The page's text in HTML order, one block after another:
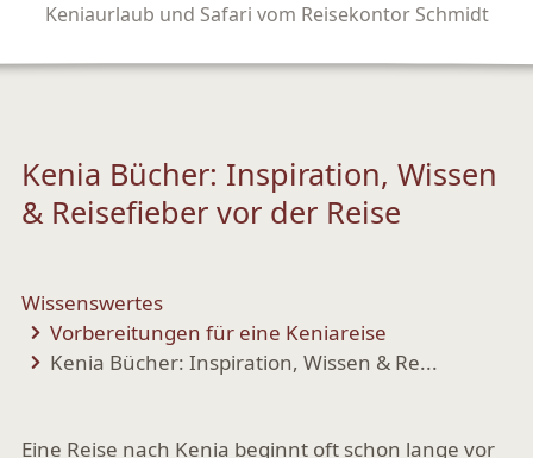
Keniaurlaub und Safari vom Reisekontor Schmidt
Kenia Bücher: Inspiration, Wissen
& Reisefieber vor der Reise
Wissenswertes
Vorbereitungen für eine Keniareise
Kenia Bücher: Inspiration, Wissen & Re...
Eine Reise nach Kenia beginnt oft schon lange vor